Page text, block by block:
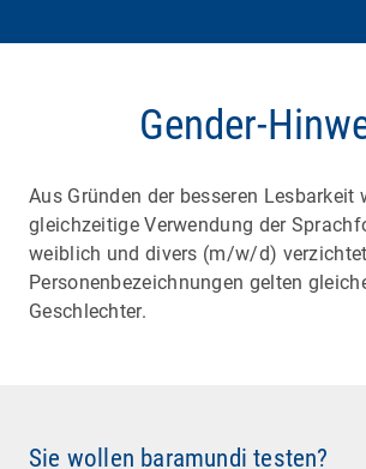
Gender-
Aus Gründen der besseren Lesbarkeit
gleichzeitige Verwendung der
weiblich und divers (m/w/d)
Personenbezeichnungen gelten
Geschlechter.
Sie wollen baramundi testen?